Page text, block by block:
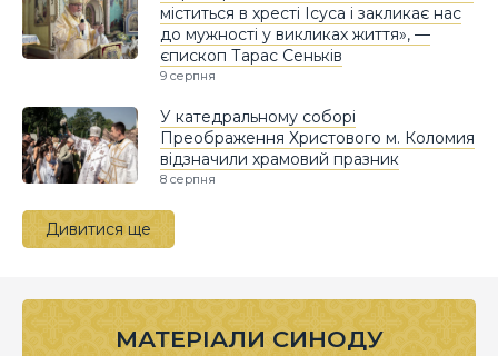
міститься в хресті Ісуса і закликає нас
до мужності у викликах життя», —
єпископ Тарас Сеньків
9 серпня
У катедральному соборі
Преображення Христового м. Коломия
відзначили храмовий празник
8 серпня
Дивитися ще
МАТЕРІАЛИ СИНОДУ